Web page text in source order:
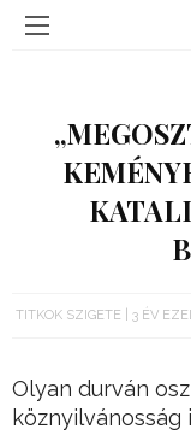
TITKOK SZIGETE 3 ÉV
Olyan durván